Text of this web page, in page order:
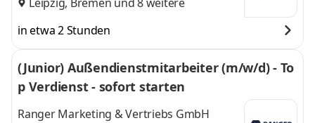
in etwa 2 Stunden
(Junior) Außendienstmitarbeiter (m/w/d) - To
p Verdienst - sofort starten
Ranger Marketing & Vertriebs GmbH